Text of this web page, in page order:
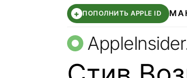
+ ПОПОЛНИТЬ APPLE ID